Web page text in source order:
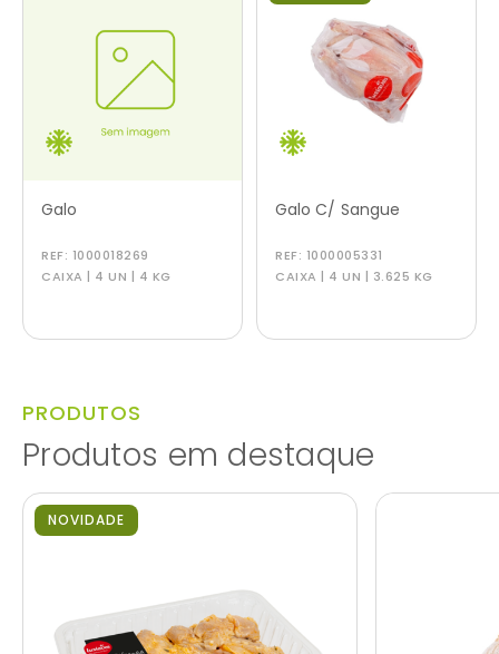
Galo
REF: 1000018269
CAIXA | 4 UN | 4 KG
Galo C/ Sangue
REF: 1000005331
CAIXA | 4 UN | 3.625 KG
PRODUTOS
Produtos em destaque
NOVIDADE